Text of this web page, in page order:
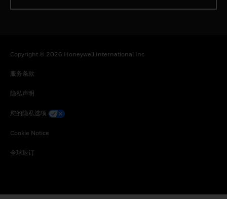
Copyright © 2026 Honeywell International Inc
服务条款
隐私声明
您的隐私选项
Cookie Notice
全球退订